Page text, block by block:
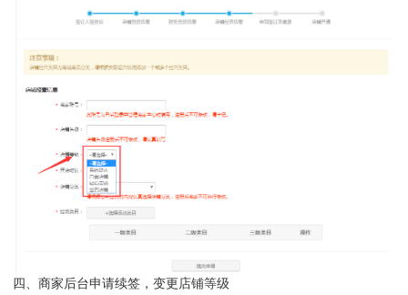
四、商家后台申请续签，变更店铺等级